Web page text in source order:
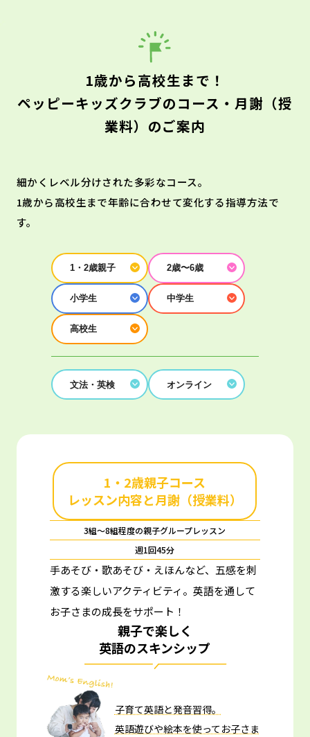
1歳から高校生まで！
ペッピーキッズクラブのコース・月謝（授
業料）のご案内
細かくレベル分けされた多彩なコース。
1歳から高校生まで年齢に合わせて変化する指導方法で
す。
1・2歳親子 2歳〜6歳
小学生 中学生
高校生
文法・英検 オンライン
1・2歳親子コース
レッスン内容と月謝（授業料）
3組～8組程度の親子グループレッスン
週1回45分
手あそび・歌あそび・えほんなど、五感を刺
激する楽しいアクティビティ。 英語を通して
お子さまの成長をサポート！
親子で楽しく
英語のスキンシップ
子育て英語と発音習得。
英語遊びや絵本を使ってお子さま